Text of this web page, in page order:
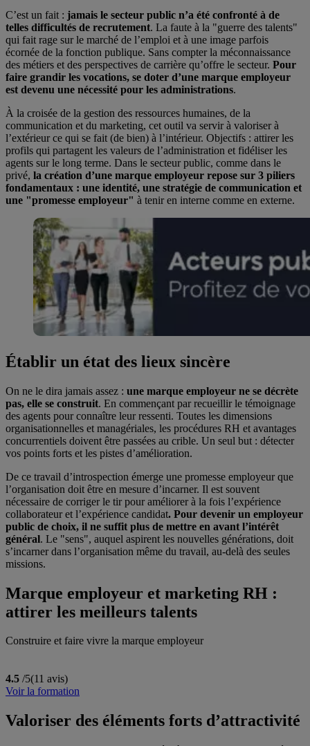
C’est un fait : jamais le secteur public n’a été confronté à de
telles difficultés de recrutement. La faute à la "guerre des talents"
qui fait rage sur le marché de l’emploi et à une image parfois
écornée de la fonction publique. Sans compter la méconnaissance
des métiers et des perspectives de carrière qu’offre le secteur. Pour
faire grandir les vocations, se doter d’une marque employeur
est devenu une nécessité pour les administrations.
À la croisée de la gestion des ressources humaines, de la
communication et du marketing, cet outil va servir à valoriser à
l’extérieur ce qui se fait (de bien) à l’intérieur. Objectifs : attirer les
profils qui partagent les valeurs de l’administration et fidéliser les
agents sur le long terme. Dans le secteur public, comme dans le
privé, la création d’une marque employeur repose sur 3 piliers
fondamentaux : une identité, une stratégie de communication et
une "promesse employeur" à tenir en interne comme en externe.
Établir un état des lieux sincère
On ne le dira jamais assez : une marque employeur ne se décrète
pas, elle se construit. En commençant par recueillir le témoignage
des agents pour connaître leur ressenti. Toutes les dimensions
organisationnelles et managériales, les procédures RH et avantages
concurrentiels doivent être passées au crible. Un seul but : détecter
vos points forts et les pistes d’amélioration.
De ce travail d’introspection émerge une promesse employeur que
l’organisation doit être en mesure d’incarner. Il est souvent
nécessaire de corriger le tir pour améliorer à la fois l’expérience
collaborateur et l’expérience candidat. Pour devenir un employeur
public de choix, il ne suffit plus de mettre en avant l’intérêt
général. Le "sens", auquel aspirent les nouvelles générations, doit
s’incarner dans l’organisation même du travail, au-delà des seules
missions.
Marque employeur et marketing RH :
attirer les meilleurs talents
Construire et faire vivre la marque employeur
4.5 /5(11 avis)
Voir la formation
Valoriser des éléments forts d’attractivité